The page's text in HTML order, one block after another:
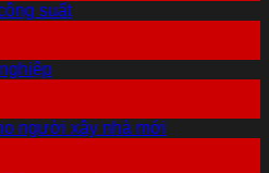
suất
người xây nhà mới